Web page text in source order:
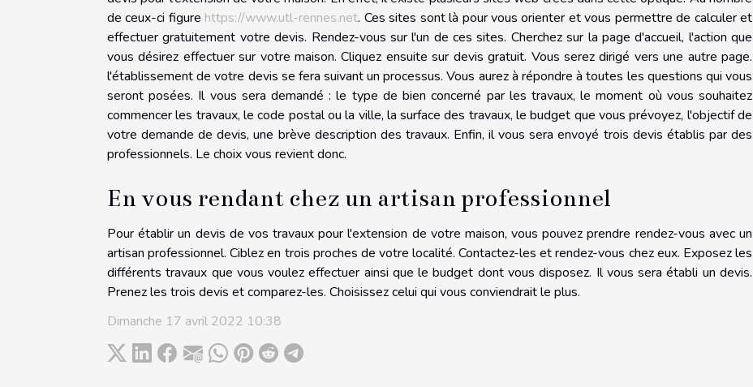
de ceux-ci figure https://www.utl-rennes.net. Ces sites sont là pour vous orienter et vous permettre de calculer et
effectuer gratuitement votre devis. Rendez-vous sur l'un de ces sites. Cherchez sur la page d'accueil, l'action que
vous désirez effectuer sur votre maison. Cliquez ensuite sur devis gratuit. Vous serez dirigé vers une autre page.
l'établissement de votre devis se fera suivant un processus. Vous aurez à répondre à toutes les questions qui vous
seront posées. Il vous sera demandé : le type de bien concerné par les travaux, le moment où vous souhaitez
commencer les travaux, le code postal ou la ville, la surface des travaux, le budget que vous prévoyez, l'objectif de
votre demande de devis, une brève description des travaux. Enfin, il vous sera envoyé trois devis établis par des
professionnels. Le choix vous revient donc.
En vous rendant chez un artisan professionnel
Pour établir un devis de vos travaux pour l'extension de votre maison, vous pouvez prendre rendez-vous avec un
artisan professionnel. Ciblez en trois proches de votre localité. Contactez-les et rendez-vous chez eux. Exposez les
différents travaux que vous voulez effectuer ainsi que le budget dont vous disposez. Il vous sera établi un devis.
Prenez les trois devis et comparez-les. Choisissez celui qui vous conviendrait le plus.
Dimanche 17 avril 2022 10:38